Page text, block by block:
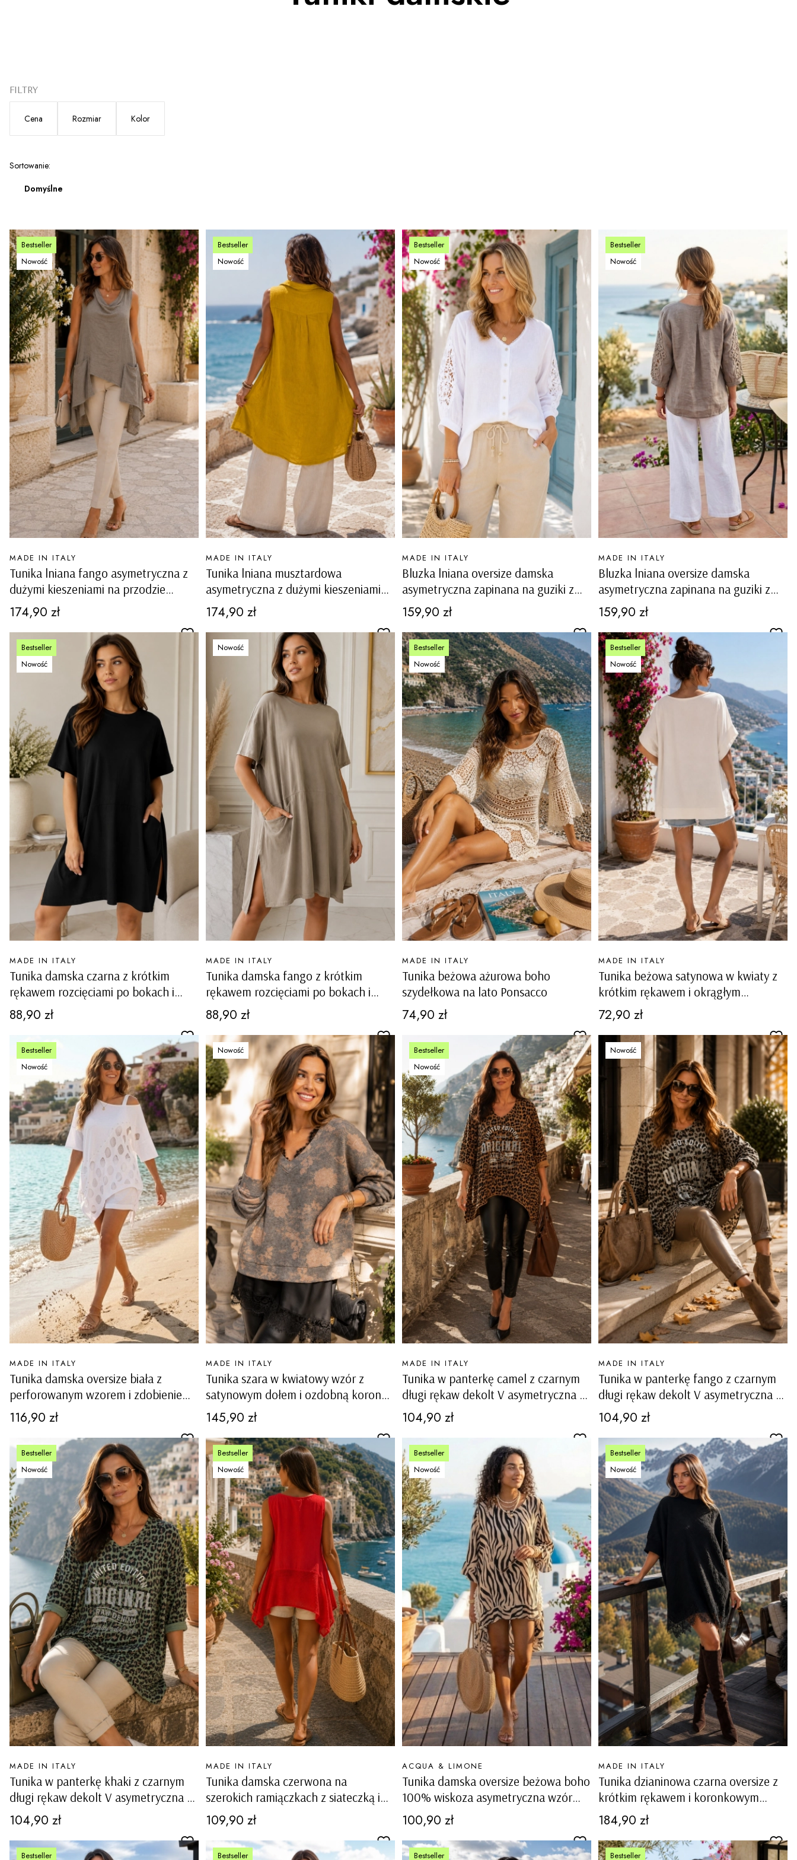
FILTRY
Cena Rozmiar Kolor
Lista produktów
Sortowanie:
Domyślne
Bestseller
Nowość
Tunika lniana fango asymetryczna z
dużymi kieszeniami na przodzie
Albavilla
PRODUCENT
MADE IN ITALY
Cena
174,90 zł
Bestseller
Nowość
Tunika lniana musztardowa
asymetryczna z dużymi kieszeniami
na przodzie Albavilla
PRODUCENT
MADE IN ITALY
Cena
174,90 zł
Bestseller
Nowość
Bluzka lniana oversize damska
asymetryczna zapinana na guziki z
ozdobnym ażurem na rękawach
Rubiana biała
PRODUCENT
MADE IN ITALY
Cena
159,90 zł
Bestseller
Nowość
Bluzka lniana oversize damska
asymetryczna zapinana na guziki z
ozdobnym ażurem na rękawach
Rubiana fango
PRODUCENT
MADE IN ITALY
Cena
159,90 zł
Bestseller
Nowość
Tunika damska czarna z krótkim
rękawem rozcięciami po bokach i
kieszeniami casual plus size Marinello
PRODUCENT
MADE IN ITALY
Cena
88,90 zł
Nowość
Tunika damska fango z krótkim
rękawem rozcięciami po bokach i
kieszeniami casual plus size Marinello
PRODUCENT
MADE IN ITALY
Cena
88,90 zł
Bestseller
Nowość
Tunika beżowa ażurowa boho
szydełkowa na lato Ponsacco
PRODUCENT
MADE IN ITALY
Cena
74,90 zł
Bestseller
Nowość
Tunika beżowa satynowa w kwiaty z
krótkim rękawem i okrągłym
dekoltem Montemezzo
PRODUCENT
MADE IN ITALY
Cena
72,90 zł
Bestseller
Nowość
Tunika damska oversize biała z
perforowanym wzorem i zdobieniem
biżuteryjnym Navacchio
PRODUCENT
MADE IN ITALY
Cena
116,90 zł
Nowość
Tunika szara w kwiatowy wzór z
satynowym dołem i ozdobną koronką
Cirevani
PRODUCENT
MADE IN ITALY
Cena
145,90 zł
Bestseller
Nowość
Tunika w panterkę camel z czarnym
długi rękaw dekolt V asymetryczna ze
srebrnym napisem Ornavasso
PRODUCENT
MADE IN ITALY
Cena
104,90 zł
Nowość
Tunika w panterkę fango z czarnym
długi rękaw dekolt V asymetryczna ze
srebrnym napisem Ornavasso
PRODUCENT
MADE IN ITALY
Cena
104,90 zł
Bestseller
Nowość
Tunika w panterkę khaki z czarnym
długi rękaw dekolt V asymetryczna ze
srebrnym napisem Ornavasso
PRODUCENT
MADE IN ITALY
Cena
104,90 zł
Bestseller
Nowość
Tunika damska czerwona na
szerokich ramiączkach z siateczką i
regulacją po bokach Pralungo
PRODUCENT
MADE IN ITALY
Cena
109,90 zł
Bestseller
Nowość
Tunika damska oversize beżowa boho
100% wiskoza asymetryczna wzór
zwierzęcy Pardossi
PRODUCENT
ACQUA & LIMONE
Cena
100,90 zł
Bestseller
Nowość
Tunika dzianinowa czarna oversize z
krótkim rękawem i koronkowym
dołem Sagunto
PRODUCENT
MADE IN ITALY
Cena
184,90 zł
Bestseller Bestseller Bestseller Bestseller